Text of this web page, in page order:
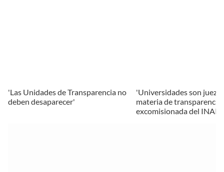
'Las Unidades de Transparencia no
deben desaparecer'
'Universidades son juez y
materia de
excomisionada del INAI